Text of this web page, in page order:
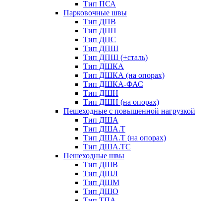
Тип ПСА
Парковочные швы
Тип ДПВ
Тип ДПП
Тип ДПС
Тип ДПШ
Тип ДПШ (+сталь)
Тип ДШКА
Тип ДШКА (на опорах)
Тип ДШКА-ФАС
Тип ДШН
Тип ДШН (на опорах)
Пешеходные с повышенной нагрузкой
Тип ДША
Тип ДША.Т
Тип ДША.Т (на опорах)
Тип ДША.ТС
Пешеходные швы
Тип ДШВ
Тип ДШЛ
Тип ДШМ
Тип ДШО